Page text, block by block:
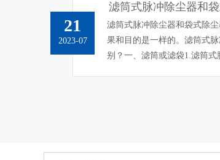
21
2023-07
滤筒式脉冲除尘器和
滤筒式脉冲除尘器和袋式除
果和目的是一样的。滤筒式
别？一、滤筒或滤袋1.滤筒式